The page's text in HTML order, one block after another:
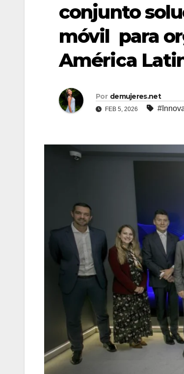
conjunto
móvil para
América
Por demujeres.net
FEB 5, 2026